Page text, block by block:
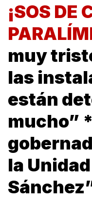
¡SOS DE
muy
las
están
mucho”
la